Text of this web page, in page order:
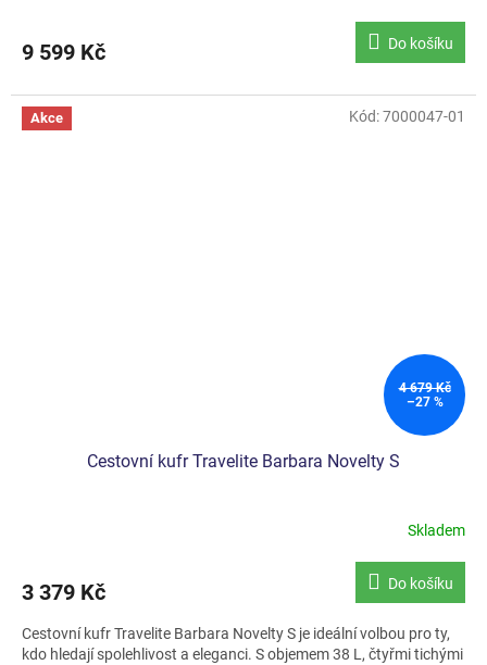
je
z
hvězdiček.
9 599 Kč Do košíku
Akce
4 679 Kč
–27 %
Cestovní kufr Travelite Barbara Novelty S
Skladem
3 379 Kč Do košíku
Cestovní kufr Travelite Barbara Novelty S je ideální volbou pro ty,
kdo hledají spolehlivost a eleganci. S objemem 38 L, čtyřmi tichými
Kód:7000047-01